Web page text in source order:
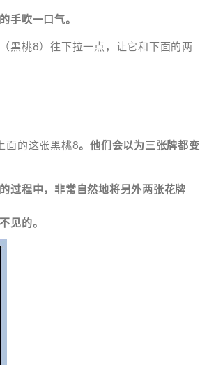
手吹一口气。
黑桃8）往下拉一点，让它和下面的两
面的这张黑桃8。他们会以为三张牌都变
过程中，非常自然地将另外两张花牌
见的。